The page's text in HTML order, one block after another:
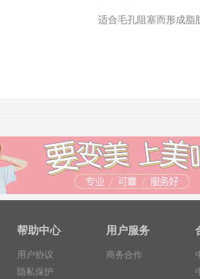
适合毛孔阻塞而形成脂
帮助中心
用户协议
隐私保护
用户服务
商务合作